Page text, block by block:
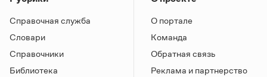
Справочная служба
Словари
Справочники
Библиотека
О портале
Команда
Обратная связь
Реклама и партнерство